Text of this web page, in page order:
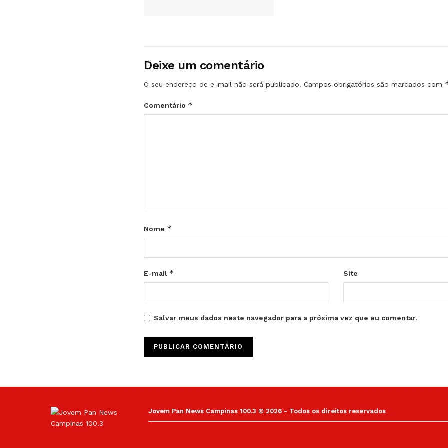
Deixe um comentário
O seu endereço de e-mail não será publicado. Campos obrigatórios são marcados com
Comentário *
Nome *
E-mail * Site
Salvar meus dados neste navegador para a próxima vez que eu comentar.
Jovem Pan News Campinas 100.3 © 2026 - Todos os direitos reservados